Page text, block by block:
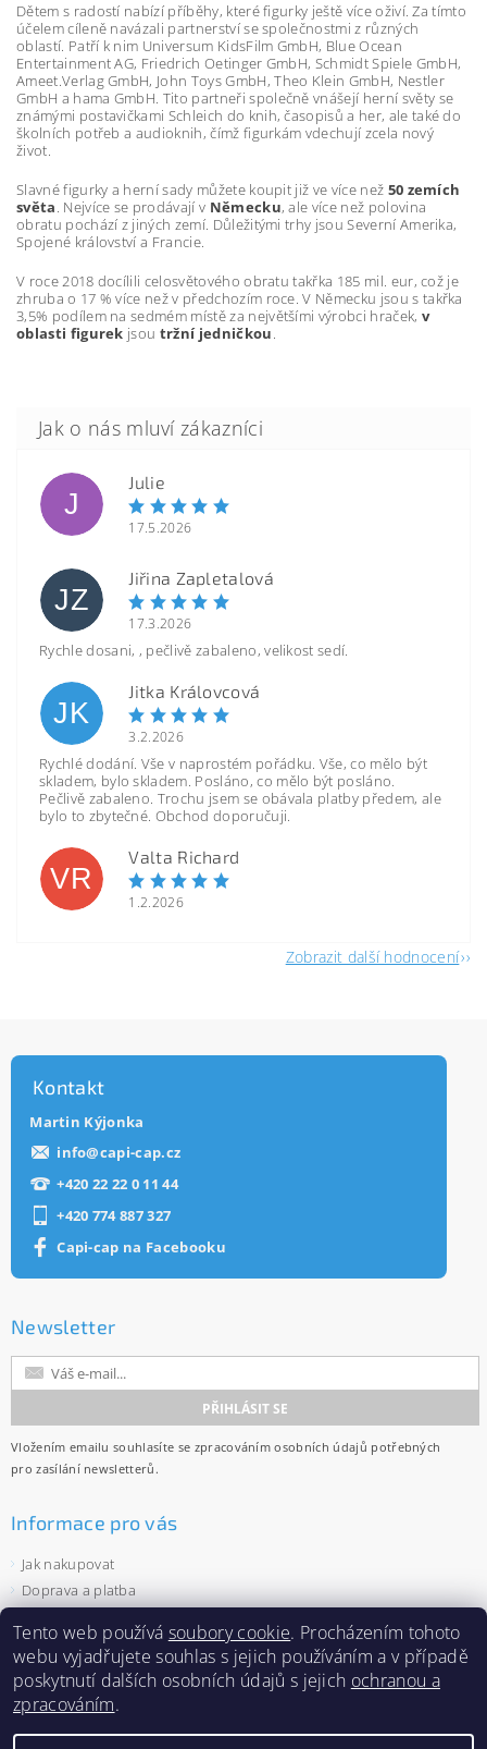
Dětem s radostí nabízí příběhy, které figurky ještě více oživí. Za tímto
účelem cíleně navázali partnerství se společnostmi z různých
oblastí. Patří k nim Universum KidsFilm GmbH, Blue Ocean
Entertainment AG, Friedrich Oetinger GmbH, Schmidt Spiele GmbH,
Ameet.Verlag GmbH, John Toys GmbH, Theo Klein GmbH, Nestler
GmbH a hama GmbH. Tito partneři společně vnášejí herní světy se
známými postavičkami Schleich do knih, časopisů a her, ale také do
školních potřeb a audioknih, čímž figurkám vdechují zcela nový
život.
Slavné figurky a herní sady můžete koupit již ve více než 50 zemích
světa. Nejvíce se prodávají v Německu, ale více než polovina
obratu pochází z jiných zemí. Důležitými trhy jsou Severní Amerika,
Spojené království a Francie.
V roce 2018 docílili celosvětového obratu takřka 185 mil. eur, což je
zhruba o 17 % více než v předchozím roce. V Německu jsou s takřka
3,5% podílem na sedmém místě za největšími výrobci hraček, v
oblasti figurek jsou tržní jedničkou.
J
Julie
17.5.2026
JZ
Jiřina Zapletalová
17.3.2026
Rychle dosani, , pečlivě zabaleno, velikost sedí.
JK
Jitka Královcová
3.2.2026
Rychlé dodání. Vše v naprostém pořádku. Vše, co mělo být
skladem, bylo skladem. Posláno, co mělo být posláno.
Pečlivě zabaleno. Trochu jsem se obávala platby předem, ale
bylo to zbytečné. Obchod doporučuji.
VR
Valta Richard
1.2.2026
Zobrazit další hodnocení
Kontakt
Martin Kýjonka
info@capi-cap.cz
+420 22 22 0 11 44
+420 774 887 327
Capi-cap na Facebooku
Newsletter
Vložením emailu souhlasíte se zpracováním osobních údajů potřebných
pro zasílání newsletterů.
Informace pro vás
Jak nakupovat
Doprava a platba
Ochrana osobních údajů
Velkoobchod
Zásady používání souborů cookies
Tento web používá soubory cookie. Procházením tohoto
webu vyjadřujete souhlas s jejich používáním a v případě
poskytnutí dalších osobních údajů s jejich ochranou a
zpracováním.